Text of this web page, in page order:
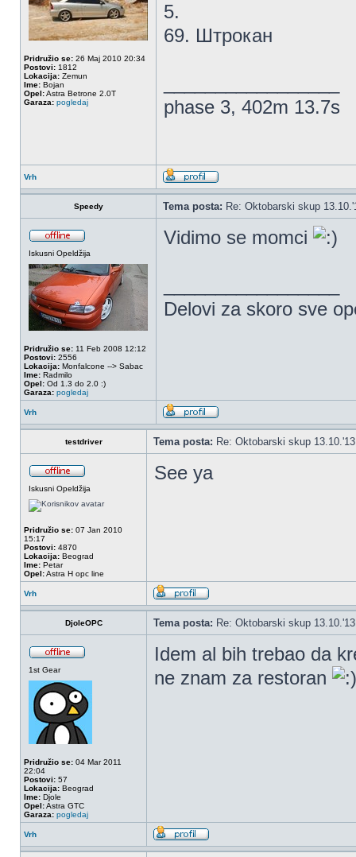
Pridružio se: 26 Maj 2010 20:34
Postovi: 1812
Lokacija: Zemun
Ime: Bojan
Opel:Astra Betrone 2.0T
Garaza: pogledaj
5.
69. Штрокан
phase 3, 402m 13.7s
Vrh
Speedy Tema posta: Re: Oktobarski skup
Iskusni Opeldžija
Pridružio se: 11 Feb 2008 12:12
Postovi: 2556
Lokacija: Monfalcone --> Sabac
Ime: Radmilo
Opel: Od 1.3 do 2.0 :)
Garaza: pogledaj
Vidimo se momci
Delovi za skoro sve
Vrh
testdriver Tema posta: Re: Oktobarski skup
Iskusni Opeldžija
Pridružio se: 07 Jan 2010
15:17
Postovi: 4870
Lokacija: Beograd
Ime: Petar
Opel:Astra H opc line
See ya
Vrh
DjoleOPC Tema posta: Re: Oktobarski skup
1st Gear
Pridružio se: 04 Mar 2011
22:04
Postovi: 57
Lokacija: Beograd
Ime: Djole
Opel:Astra GTC
Garaza: pogledaj
Idem al bih trebao da
ne znam za restoran
Vrh